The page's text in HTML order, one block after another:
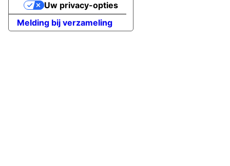
Melding bij verzameling
Uw privacy-opties